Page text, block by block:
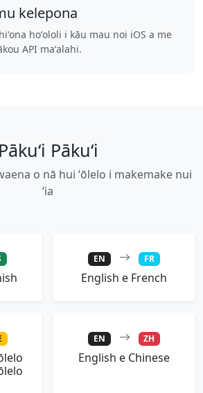
kelepona
hoʻololi i kāu mau noi iOS a me
API maʻalahi.
Pākuʻi Pākuʻi
o nā hui ʻōlelo i makemake nui
ʻia
EN FR
English e French
EN ZH
English e Chinese